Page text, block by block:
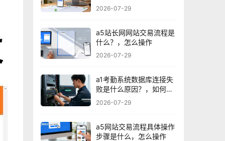
2026-07-29
a5站长网网站交易流程是
什么？，怎么操作
2026-07-29
a1考勤系统数据库连接失
败是什么原因？，如何解
决？
2026-07-29
a5网站交易流程具体操作
步骤是什么，怎么操作